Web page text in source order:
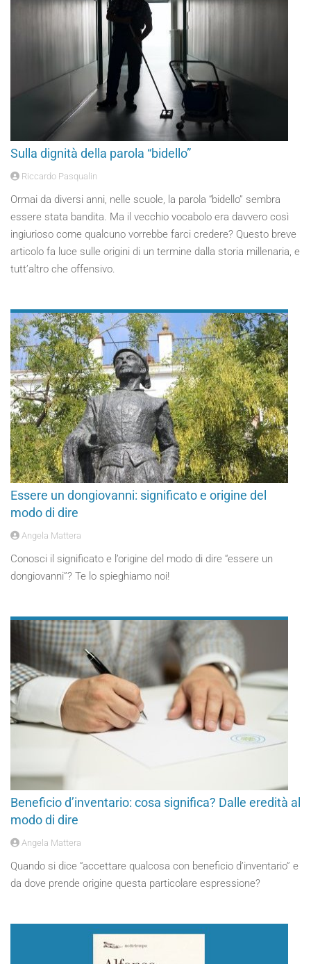
Sulla dignità della parola “bidello”
Riccardo Pasqualin
Ormai da diversi anni, nelle scuole, la parola “bidello” sembra
essere stata bandita. Ma il vecchio vocabolo era davvero così
ingiurioso come qualcuno vorrebbe farci credere? Questo breve
articolo fa luce sulle origini di un termine dalla storia millenaria, e
tutt’altro che offensivo.
Essere un dongiovanni: significato e origine del
modo di dire
Angela Mattera
Conosci il significato e l’origine del modo di dire “essere un
dongiovanni”? Te lo spieghiamo noi!
Beneficio d’inventario: cosa significa? Dalle eredità al
modo di dire
Angela Mattera
Quando si dice “accettare qualcosa con beneficio d’inventario” e
da dove prende origine questa particolare espressione?